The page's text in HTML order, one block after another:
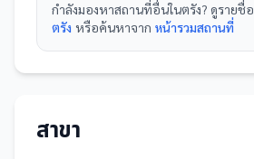
กำลังมองหาสถานที่อื่นในตรัง? ดูรายชื่อ
ตรัง หรือค้นหาจาก หน้ารวมสถานที่
สาขา